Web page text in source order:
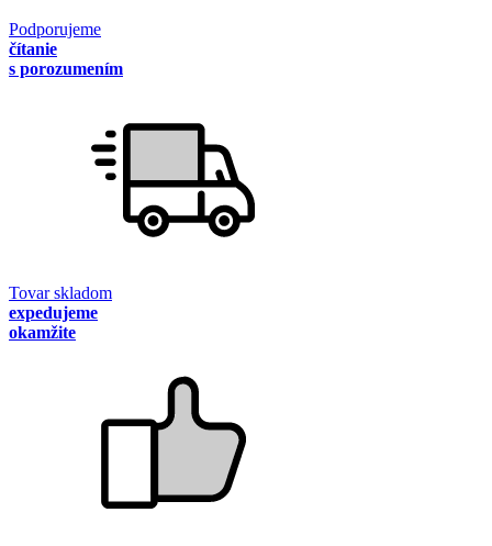
Podporujeme
čítanie
s porozumením
Tovar skladom
expedujeme
okamžite